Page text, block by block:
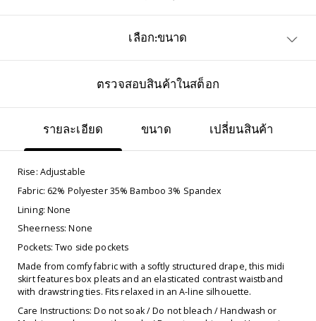
เลือก:ขนาด
ตรวจสอบสินค้าในสต็อก
รายละเอียด ขนาด เปลี่ยนสินค้า
Rise: Adjustable
Fabric: 62% Polyester 35% Bamboo 3% Spandex
Lining: None
Sheerness: None
Pockets: Two side pockets
Made from comfy fabric with a softly structured drape, this midi
skirt features box pleats and an elasticated contrast waistband
with drawstring ties. Fits relaxed in an A-line silhouette.
Care Instructions: Do not soak / Do not bleach / Handwash or